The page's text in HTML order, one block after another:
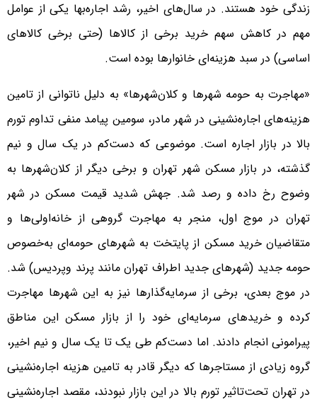
زندگی خود هستند. در سال‌های اخیر، رشد اجاره‌‌‌‌بها یکی از عوامل
مهم در کاهش سهم خرید برخی از کالاها (حتی برخی کالاهای
اساسی) در سبد هزینه‌‌‌‌ای خانوارها بوده است.
«مهاجرت به حومه شهرها و کلان‌شهرها» به دلیل ناتوانی از تامین
هزینه‌‌‌‌های اجاره‌‌‌‌نشینی در شهر مادر، سومین پیامد منفی تداوم تورم
بالا در بازار اجاره است. موضوعی که دست‌‌‌‌کم در یک سال و نیم
گذشته، در بازار مسکن شهر تهران و برخی دیگر از کلان‌شهرها به
وضوح رخ داده و رصد شد. جهش شدید قیمت مسکن در شهر
تهران در موج اول، منجر به مهاجرت گروهی از خانه‌‌‌‌اولی‌‌‌‌ها و
متقاضیان خرید مسکن از پایتخت به شهرهای حومه‌‌‌‌ای به‌خصوص
حومه جدید (شهرهای جدید اطراف تهران مانند پرند وپردیس) شد.
در موج بعدی، برخی از سرمایه‌گذارها نیز به این شهرها مهاجرت
کرده و خریدهای سرمایه‌‌‌‌ای خود را از بازار مسکن این مناطق
پیرامونی انجام دادند. اما دست‌‌‌‌کم طی یک تا یک سال و نیم اخیر،
گروه زیادی از مستاجرها که دیگر قادر به تامین هزینه اجاره‌‌‌‌نشینی
در تهران تحت‌تاثیر تورم بالا در این بازار نبودند، مقصد اجاره‌‌‌‌نشینی